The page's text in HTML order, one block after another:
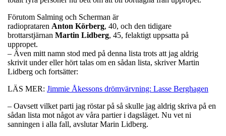
Förutom Salming och Scherman är
radioprataren Anton Körberg, 40, och den tidigare
brottarstjärnan Martin Lidberg, 45, felaktigt uppsatta på
uppropet.
– Även mitt namn stod med på denna lista trots att jag aldrig
skrivit under eller hört talas om en sådan lista, skriver Martin
Lidberg och fortsätter:
LÄS MER: Jimmie Åkessons drömvärvning: Lasse Berghagen
– Oavsett vilket parti jag röstar på så skulle jag aldrig skriva på en
sådan lista mot något av våra partier i dagsläget. Nu vet ni
sanningen i alla fall, avslutar Marin Lidberg.